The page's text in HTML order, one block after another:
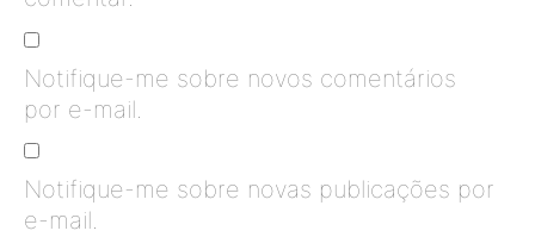
Notifique-me sobre novos comentários
por e-mail.
Notifique-me sobre novas publicações por
e-mail.